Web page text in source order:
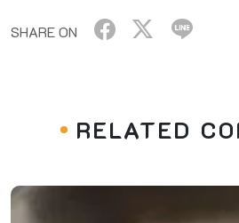
SHARE ON
RELATED